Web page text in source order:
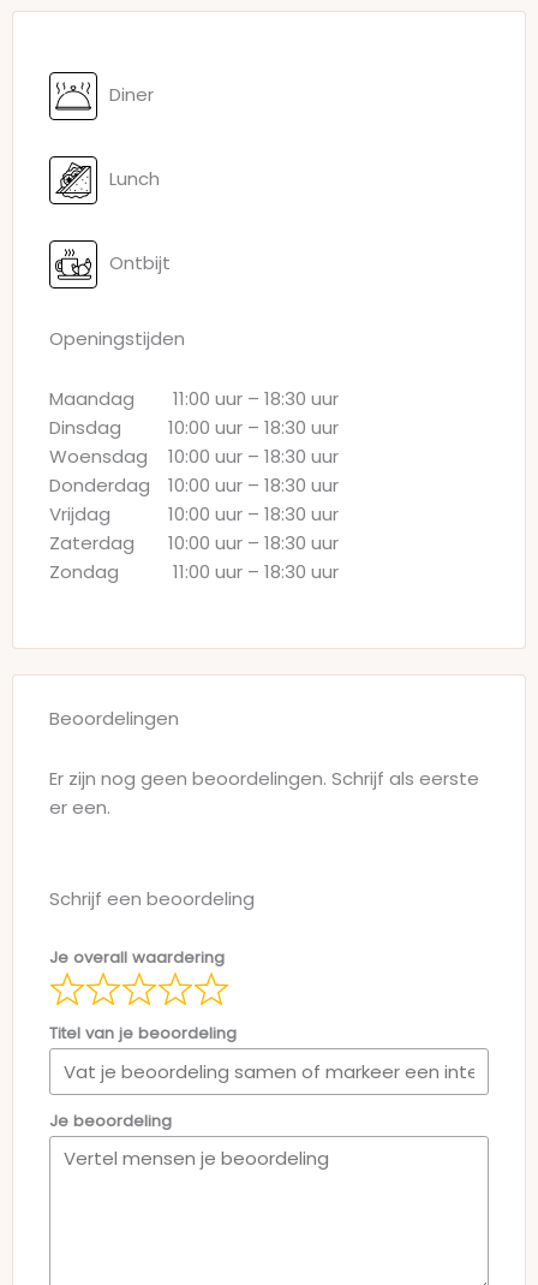
Beoordelingen
Er zijn nog geen beoordelingen. Schrijf als eerste
er een.
Schrijf een beoordeling
Je overall waardering
Titel van je beoordeling
Je beoordeling
Diner
Lunch
Ontbijt
Openingstijden
Maandag 11:00 uur – 18:30 uur
Dinsdag
10:00 uur – 18:30 uur
Woensdag
10:00 uur – 18:30 uur
Donderdag
10:00 uur – 18:30 uur
Vrijdag
10:00 uur – 18:30 uur
Zaterdag
10:00 uur – 18:30 uur
Zondag
11:00 uur – 18:30 uur